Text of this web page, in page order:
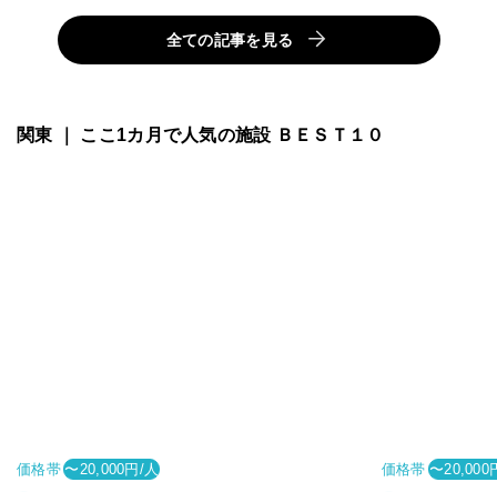
全ての記事を見る
関東 ｜ ここ1カ月で人気の施設 ＢＥＳＴ１０
価格帯 〜20,000円/人
価格帯 〜20,000